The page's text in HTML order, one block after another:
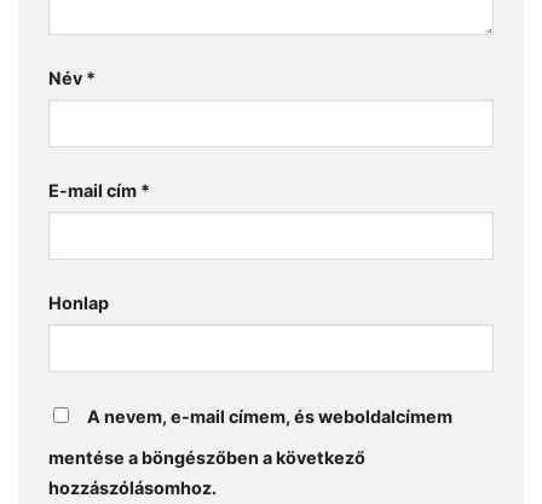
Név *
E-mail cím *
Honlap
A nevem, e-mail címem, és weboldalcímem
mentése a böngészőben a következő
hozzászólásomhoz.